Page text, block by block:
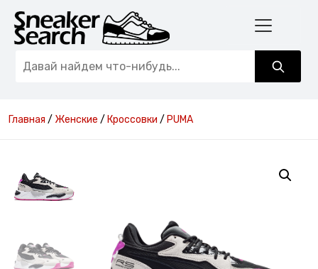
Главная / Женские / Кроссовки / PUMA